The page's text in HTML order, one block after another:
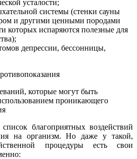
усталости;
системы (стенки сауны
и другими ценными породами
которых испаряются полезные для
депрессии, бессонницы,
которые могут быть
проникающего
благоприятных воздействий
на организм. Но даже у такой,
процедуры есть свои